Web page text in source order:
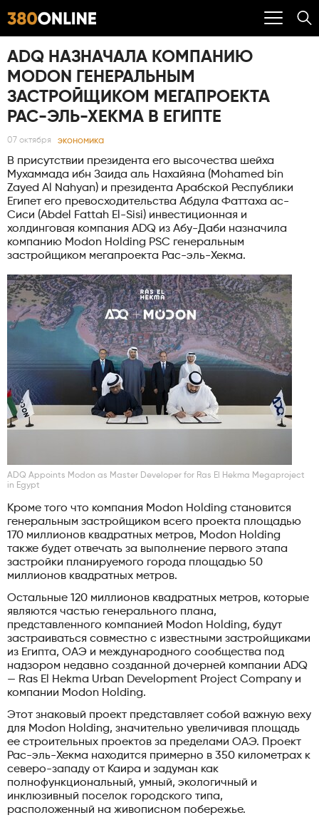
ADQ НАЗНАЧАЛА КОМПАНИЮ
MODON ГЕНЕРАЛЬНЫМ
ЗАСТРОЙЩИКОМ МЕГАПРОЕКТА
РАС-ЭЛЬ-ХЕКМА В ЕГИПТЕ
07 октября экономика
В присутствии президента его высочества шейха
Мухаммада ибн Заида аль Нахайяна (Mohamed bin
Zayed Al Nahyan) и президента Арабской Республики
Египет его превосходительства Абдула Фаттаха ас-
Сиси (Abdel Fattah El-Sisi) инвестиционная и
холдинговая компания ADQ из Абу-Даби назначила
компанию Modon Holding PSC генеральным
застройщиком мегапроекта Рас-эль-Хекма.
ADQ Appoints Modon as Master Developer for Ras El Hekma Megaproject
in Egypt
Кроме того что компания Modon Holding становится
генеральным застройщиком всего проекта площадью
170 миллионов квадратных метров, Modon Holding
также будет отвечать за выполнение первого этапа
застройки планируемого города площадью 50
миллионов квадратных метров.
Остальные 120 миллионов квадратных метров, которые
являются частью генерального плана,
представленного компанией Modon Holding, будут
застраиваться совместно с известными застройщиками
из Египта, ОАЭ и международного сообщества под
надзором недавно созданной дочерней компании ADQ
— Ras El Hekma Urban Development Project Company и
компании Modon Holding.
Этот знаковый проект представляет собой важную веху
для Modon Holding, значительно увеличивая площадь
ее строительных проектов за пределами ОАЭ. Проект
Рас-эль-Хекма находится примерно в 350 километрах к
северо-западу от Каира и задуман как
полнофункциональный, умный, экологичный и
инклюзивный поселок городского типа,
расположенный на живописном побережье.